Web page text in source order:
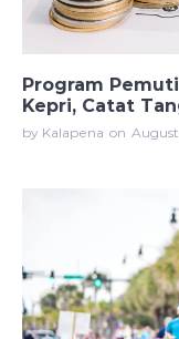
Program
Kepri, Catat
by Kalapena on